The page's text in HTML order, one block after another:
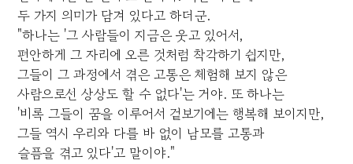
두 가지 의미가 담겨 있다고 하더군.
"하나는 '그 사람들이 지금은 웃고 있어서,
편안하게 그 자리에 오른 것처럼 착각하기 쉽지만,
그들이 그 과정에서 겪은 고통은 체험해 보지 않은
사람으로선 상상도 할 수 없다'는 거야. 또 하나는
'비록 그들이 꿈을 이루어서 겉보기에는 행복해 보이지만,
그들 역시 우리와 다를 바 없이 남모를 고통과
슬픔을 겪고 있다'고 말이야."